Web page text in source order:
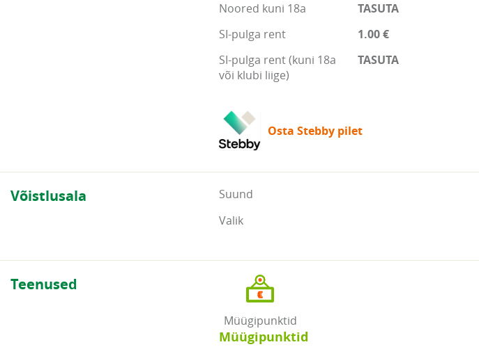
Noored kuni 18a
TASUTA
SI-pulga rent
1.00 €
SI-pulga rent (kuni 18a
või klubi liige)
TASUTA
Osta Stebby pilet
Võistlusala
Suund
Valik
Teenused
Müügipunktid
Müügipunktid